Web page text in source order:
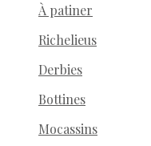
À patiner
Richelieus
Derbies
Bottines
Mocassins